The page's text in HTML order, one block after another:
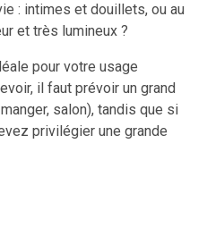
: intimes et douillets, ou au
et très lumineux ?
pour votre usage
il faut prévoir un grand
salon), tandis que si
privilégier une grande